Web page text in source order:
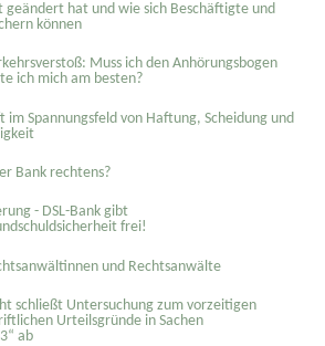
geändert hat und wie sich Beschäftigte und
können
Muss ich den Anhörungsbogen
ich mich am besten?
im Spannungsfeld von Haftung, Scheidung und
Bank rechtens?
- DSL-Bank gibt
frei!
und Rechtsanwälte
schließt Untersuchung zum vorzeitigen
Urteilsgründe in Sachen
ab